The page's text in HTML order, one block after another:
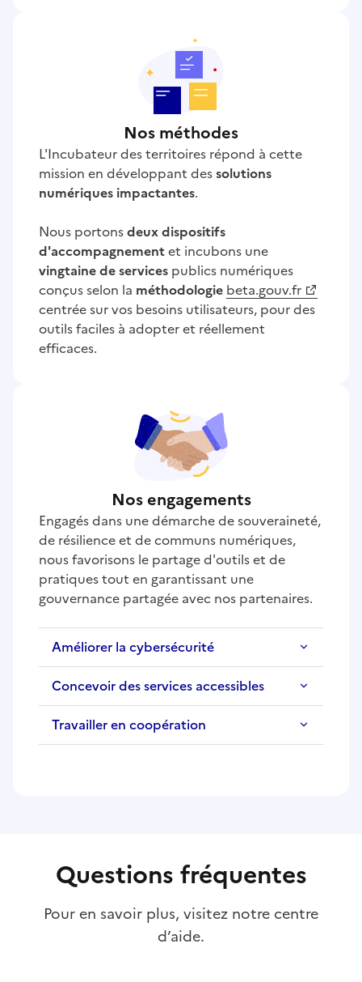
Nos méthodes
L'Incubateur des territoires répond à cette
mission en développant dessolutions
numériques impactantes.
Nous portonsdeux dispositifs
d'accompagnementet incubons une
vingtaine de services publics numériques
conçus selon la méthodologie beta.gouv.fr
centrée sur vos besoins utilisateurs, pour des
outils faciles à adopter et réellement
efficaces.
Nos engagements
Engagés dans une démarche de souveraineté,
de résilience et de communs numériques,
nous favorisons le partage d'outils et de
pratiques tout en garantissant une
gouvernance partagée avec nos partenaires.
Améliorer la cybersécurité
Concevoir des services accessibles
Travailler en coopération
Questions fréquentes
Pour en savoir plus, visitez notre centre
d’aide.